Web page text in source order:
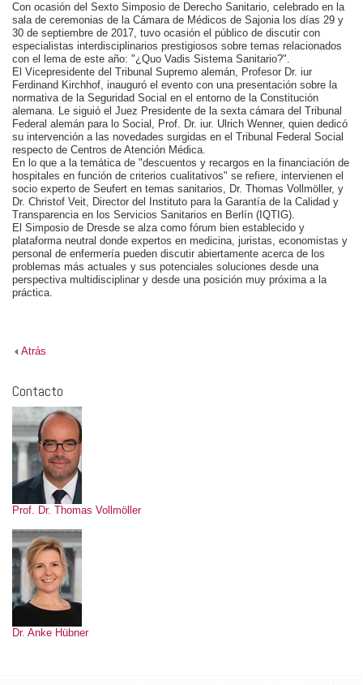
Con ocasión del Sexto Simposio de Derecho Sanitario, celebrado en la
sala de ceremonias de la Cámara de Médicos de Sajonia los días 29 y
30 de septiembre de 2017, tuvo ocasión el público de discutir con
especialistas interdisciplinarios prestigiosos sobre temas relacionados
con el lema de este año: "¿Quo Vadis Sistema Sanitario?".
El Vicepresidente del Tribunal Supremo alemán, Profesor Dr. iur
Ferdinand Kirchhof, inauguró el evento con una presentación sobre la
normativa de la Seguridad Social en el entorno de la Constitución
alemana. Le siguió el Juez Presidente de la sexta cámara del Tribunal
Federal alemán para lo Social, Prof. Dr. iur. Ulrich Wenner, quien dedicó
su intervención a las novedades surgidas en el Tribunal Federal Social
respecto de Centros de Atención Médica.
En lo que a la temática de "descuentos y recargos en la financiación de
hospitales en función de criterios cualitativos" se refiere, intervienen el
socio experto de Seufert en temas sanitarios, Dr. Thomas Vollmöller, y
Dr. Christof Veit, Director del Instituto para la Garantía de la Calidad y
Transparencia en los Servicios Sanitarios en Berlín (IQTIG).
El Simposio de Dresde se alza como fórum bien establecido y
plataforma neutral donde expertos en medicina, juristas, economistas y
personal de enfermería pueden discutir abiertamente acerca de los
problemas más actuales y sus potenciales soluciones desde una
perspectiva multidisciplinar y desde una posición muy próxima a la
práctica.
Atrás
Contacto
Prof. Dr. Thomas Vollmöller
Dr. Anke Hübner